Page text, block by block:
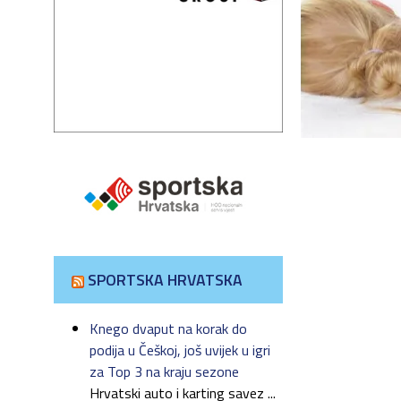
SPORTSKA HRVATSKA
Knego dvaput na korak do
podija u Češkoj, još uvijek u igri
za Top 3 na kraju sezone
Hrvatski auto i karting savez ...